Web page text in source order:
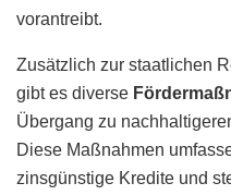
vorantreibt.
Zusätzlich zur staatlichen
gibt es diverse
Übergang zu
Diese Maßnahmen
zinsgünstige Kredite und